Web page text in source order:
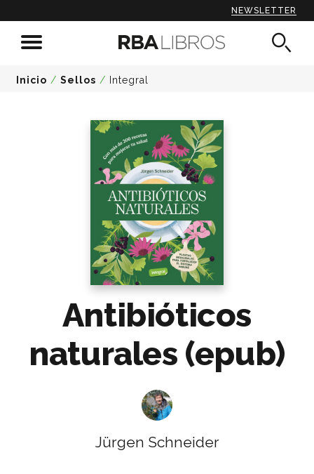
NEWSLETTER
Inicio / Sellos / Integral
Antibióticos
naturales (epub)
Jürgen Schneider